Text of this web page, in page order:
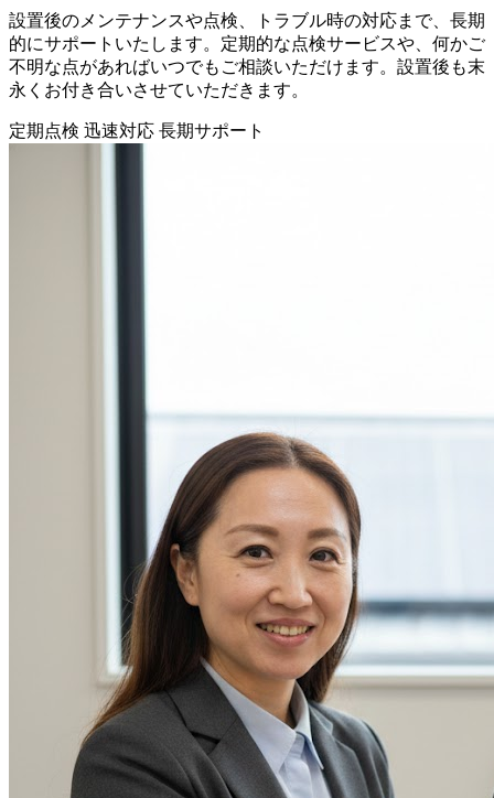
設置後のメンテナンスや点検、トラブル時の対応まで、長期
的にサポートいたします。定期的な点検サービスや、何かご
不明な点があればいつでもご相談いただけます。設置後も末
永くお付き合いさせていただきます。
定期点検 迅速対応 長期サポート